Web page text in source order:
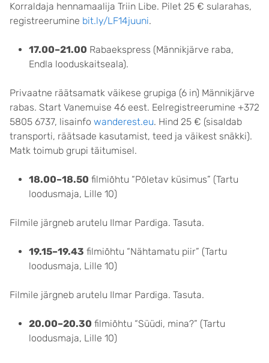
Korraldaja hennamaalija Triin Libe. Pilet 25 € sularahas,
registreerumine bit.ly/LF14juuni.
17.00–21.00 Rabaekspress (Männikjärve raba,
Endla looduskaitseala).
Privaatne räätsamatk väikese grupiga (6 in) Männikjärve
rabas. Start Vanemuise 46 eest. Eelregistreerumine +372
5805 6737, lisainfo wanderest.eu. Hind 25 € (sisaldab
transporti, räätsade kasutamist, teed ja väikest snäkki).
Matk toimub grupi täitumisel.
18.00–18.50 filmiõhtu “Põletav küsimus” (Tartu
loodusmaja, Lille 10)
Filmile järgneb arutelu Ilmar Pardiga. Tasuta.
19.15–19.43 filmiõhtu “Nähtamatu piir” (Tartu
loodusmaja, Lille 10)
Filmile järgneb arutelu Ilmar Pardiga. Tasuta.
20.00–20.30 filmiõhtu “Süüdi, mina?” (Tartu
loodusmaja, Lille 10)